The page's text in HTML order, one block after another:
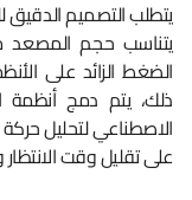
يتطلب التصميم
يتناسب حجم المصعد
الضغط الزائد على
ذلك، يتم دمج أنظمة
الاصطناعي لتحليل
على تقليل وقت الانتظار